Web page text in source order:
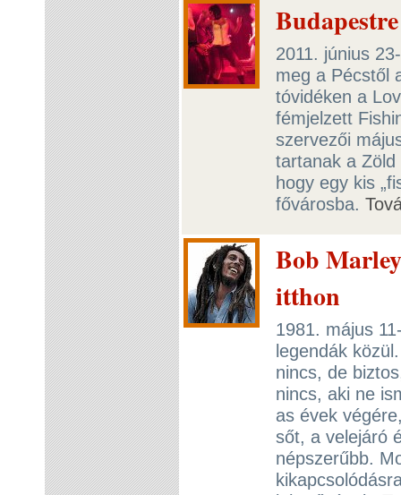
2011. június
meg a Pécstől
tóvidéken a
fémjelzett
szervezői
tartanak a
hogy egy kis
fővárosba.
Bob
itthon
1981. május
legendák
nincs, de
nincs, aki ne
as évek
sőt, a velejáró
népszerűbb.